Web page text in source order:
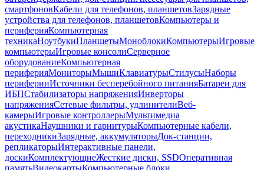
смартфоновКабели для телефонов, планшетовЗарядные
устройства для телефонов, планшетовКомпьютеры и
периферияКомпьютерная
техникаНоутбукиПланшетыМоноблокиКомпьютерыИгровые
компьютерыИгровые консолиСерверное
оборудованиеКомпьютерная
периферияМониторыМышиКлавиатурыСтилусыНаборы
периферииИсточники бесперебойного питанияБатареи для
ИБПСтабилизаторы напряженияИнверторы
напряженияСетевые фильтры, удлинителиВеб-
камерыИгровые контроллерыМультимедиа
акустикаНаушники и гарнитурыКомпьютерные кабели,
переходникиЗарядные, аккумуляторыДок-станции,
репликаторыИнтерактивные панели,
доскиКомплектующиеЖесткие диски, SSDОперативная
памятьВидеокартыКомпьютерные блоки